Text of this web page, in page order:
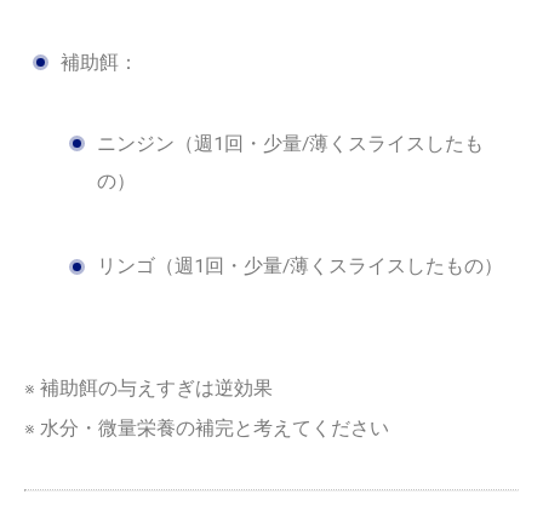
補助餌：
ニンジン（週1回・少量/薄くスライスしたも
の）
リンゴ（週1回・少量/薄くスライスしたもの）
※ 補助餌の与えすぎは逆効果
※ 水分・微量栄養の補完と考えてください